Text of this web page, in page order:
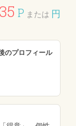
35 P または 円
のプロフィール